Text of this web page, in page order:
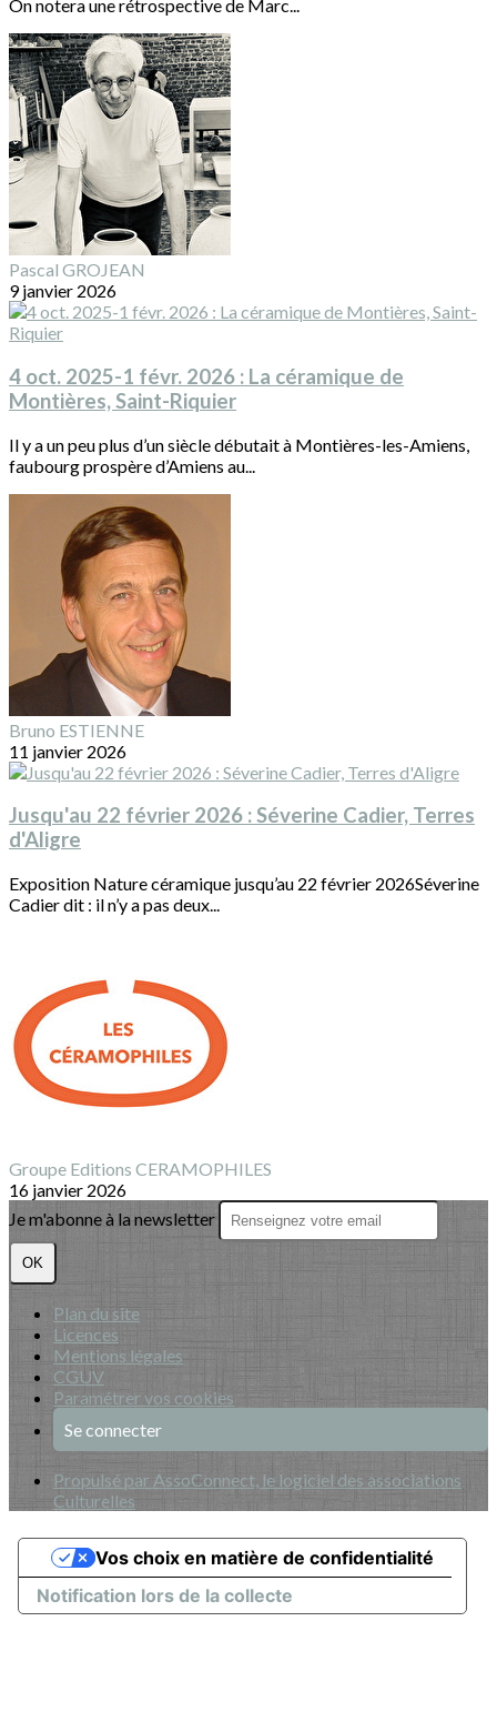
On notera une rétrospective de Marc...
Pascal GROJEAN
9 janvier 2026
4 oct. 2025-1 févr. 2026 : La céramique de
Montières, Saint-Riquier
Il y a un peu plus d’un siècle débutait à Montières-les-Amiens,
faubourg prospère d’Amiens au...
Bruno ESTIENNE
11 janvier 2026
Jusqu'au 22 février 2026 : Séverine Cadier, Terres
d'Aligre
Exposition Nature céramique jusqu’au 22 février 2026Séverine
Cadier dit : il n’y a pas deux...
Groupe Editions CERAMOPHILES
16 janvier 2026
Je m'abonne à la newsletter
OK
Plan du site
Licences
Mentions légales
CGUV
Paramétrer vos cookies
Se connecter
Propulsé par AssoConnect, le logiciel des associations
Culturelles
Notification lors de la collecte
Vos choix en matière de confidentialité